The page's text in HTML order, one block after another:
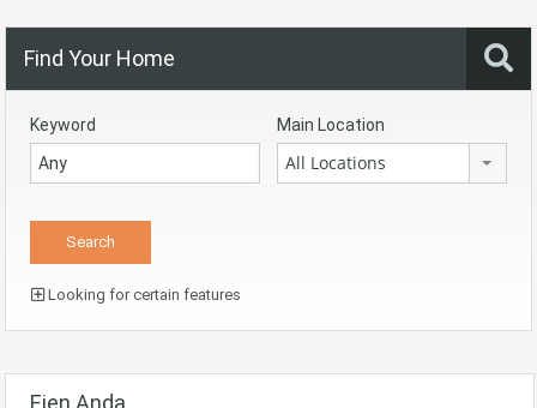
Find Your Home
Keyword Main Location
All Locations
Looking for certain features
Ejen Anda